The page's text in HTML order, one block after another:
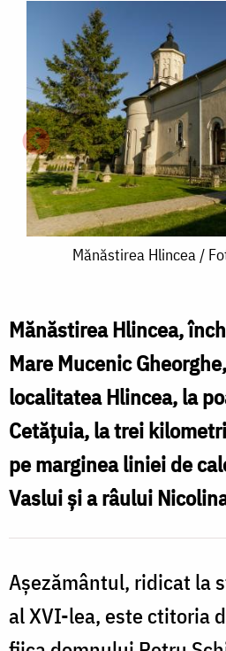
Mănăstirea
Foto:
pr.
Silviu
Cluci
Mănăstirea Hlincea /
Mănăstirea Hlincea,
Mare Mucenic
localitatea Hlincea, la
Cetățuia, la trei
pe marginea liniei de
Vaslui și a râului
Așezământul, ridicat la
al XVI-lea, este ctitoria